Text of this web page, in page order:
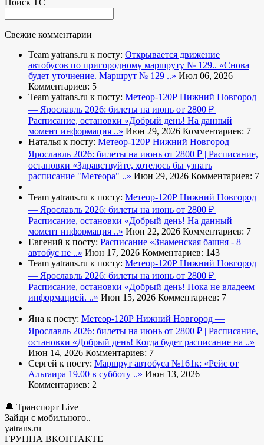
Поиск ТС
Свежие комментарии
Team yatrans.ru к посту: Открывается движение
автобусов по пригородному маршруту № 129.. «Снова
будет уточнение. Маршрут № 129 ..» Июл 06, 2026
Комментариев: 5
Team yatrans.ru к посту: Метеор-120Р Нижний Новгород
— Ярославль 2026: билеты на июнь от 2800 ₽ |
Расписание, остановки «Добрый день! На данный
момент информация ..» Июн 29, 2026 Комментариев: 7
Наталья к посту: Метеор-120Р Нижний Новгород —
Ярославль 2026: билеты на июнь от 2800 ₽ | Расписание,
остановки «Здравствуйте, хотелось бы узнать
расписание "Метеора" ..» Июн 29, 2026 Комментариев: 7
Team yatrans.ru к посту: Метеор-120Р Нижний Новгород
— Ярославль 2026: билеты на июнь от 2800 ₽ |
Расписание, остановки «Добрый день! На данный
момент информация ..» Июн 22, 2026 Комментариев: 7
Евгений к посту: Расписание «Знаменская башня - 8
автобус не ..» Июн 17, 2026 Комментариев: 143
Team yatrans.ru к посту: Метеор-120Р Нижний Новгород
— Ярославль 2026: билеты на июнь от 2800 ₽ |
Расписание, остановки «Добрый день! Пока не владеем
информацией. ..» Июн 15, 2026 Комментариев: 7
Яна к посту: Метеор-120Р Нижний Новгород —
Ярославль 2026: билеты на июнь от 2800 ₽ | Расписание,
остановки «Добрый день! Когда будет расписание на ..»
Июн 14, 2026 Комментариев: 7
Сергей к посту: Маршрут автобуса №161к: «Рейс от
Альтаира 19.00 в субботу ..» Июн 13, 2026
Комментариев: 2
🔔 Транспорт Live
Зайди с мобильного..
yatrans.ru
ГРУППА ВКОНТАКТЕ